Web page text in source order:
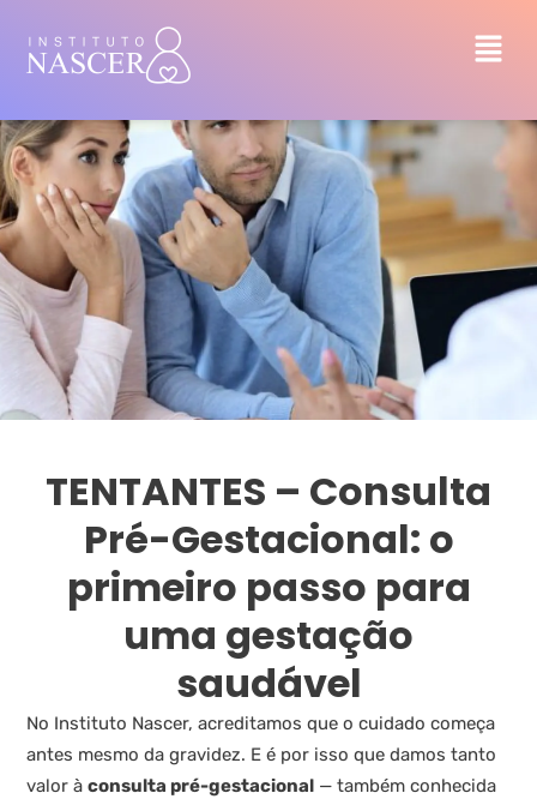
TENTANTES – Consulta
Pré-Gestacional: o
primeiro passo para
uma gestação
saudável
No Instituto Nascer, acreditamos que o cuidado começa
antes mesmo da gravidez. E é por isso que damos tanto
valor àconsulta pré-gestacional — também conhecida